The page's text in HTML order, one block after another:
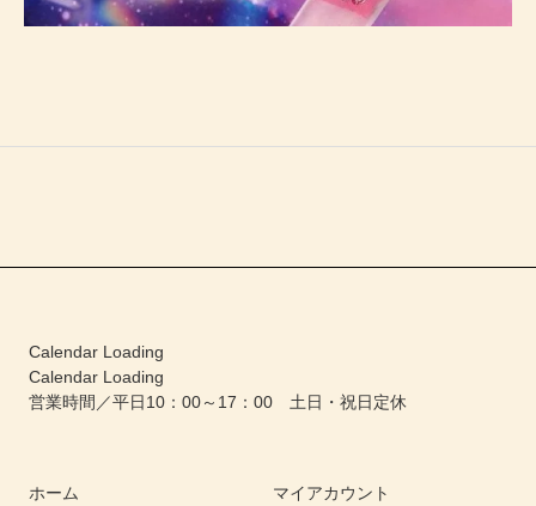
Calendar Loading
Calendar Loading
営業時間／平日10：00～17：00 土日・祝日定休
ホーム マイアカウント